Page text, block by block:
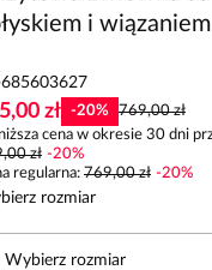
i
685603627
zł -20%
769,00 zł
cena w okresie 30 dni
zł -20%
regularna: 769,00 zł -20%
rozmiar
Wybierz rozmiar